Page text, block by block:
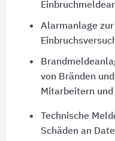
Alarmanlage zur
von Bränden
Mitarbeitern und
Technische
Schäden an